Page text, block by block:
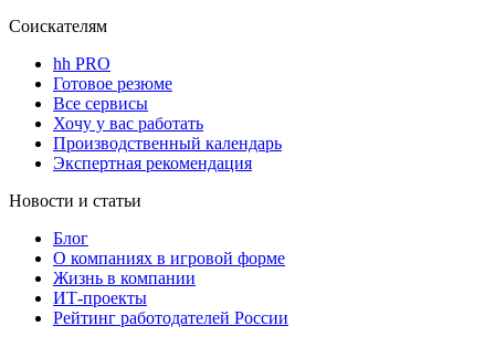
Соискателям
hh PRO
Готовое резюме
Все сервисы
Хочу у вас работать
Производственный календарь
Экспертная рекомендация
Новости и статьи
Блог
О компаниях в игровой форме
Жизнь в компании
ИТ-проекты
Рейтинг работодателей России